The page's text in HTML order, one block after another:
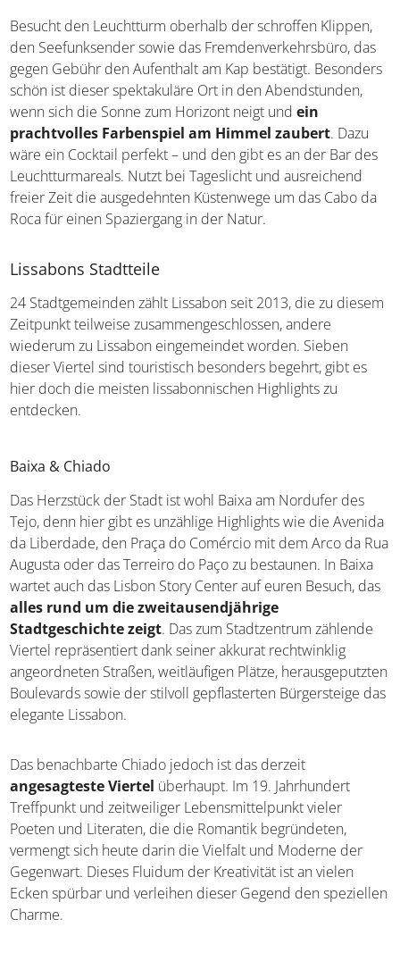
Besucht den Leuchtturm oberhalb der schroffen Klippen,
den Seefunksender sowie das Fremdenverkehrsbüro, das
gegen Gebühr den Aufenthalt am Kap bestätigt. Besonders
schön ist dieser spektakuläre Ort in den Abendstunden,
wenn sich die Sonne zum Horizont neigt undein
prachtvolles Farbenspiel am Himmel zaubert. Dazu
wäre ein Cocktail perfekt – und den gibt es an der Bar des
Leuchtturmareals. Nutzt bei Tageslicht und ausreichend
freier Zeit die ausgedehnten Küstenwege um das Cabo da
Roca für einen Spaziergang in der Natur.
Lissabons Stadtteile
24 Stadtgemeinden zählt Lissabon seit 2013, die zu diesem
Zeitpunkt teilweise zusammengeschlossen, andere
wiederum zu Lissabon eingemeindet worden. Sieben
dieser Viertel sind touristisch besonders begehrt, gibt es
hier doch die meisten lissabonnischen Highlights zu
entdecken.
Baixa & Chiado
Das Herzstück der Stadt ist wohl Baixa am Nordufer des
Tejo, denn hier gibt es unzählige Highlights wie die Avenida
da Liberdade, den Praça do Comércio mit dem Arco da Rua
Augusta oder das Terreiro do Paço zu bestaunen. In Baixa
wartet auch das Lisbon Story Center auf euren Besuch, das
alles rund um die zweitausendjährige
Stadtgeschichte zeigt. Das zum Stadtzentrum zählende
Viertel repräsentiert dank seiner akkurat rechtwinklig
angeordneten Straßen, weitläufigen Plätze, herausgeputzten
Boulevards sowie der stilvoll gepflasterten Bürgersteige das
elegante Lissabon.
Das benachbarte Chiado jedoch ist das derzeit
angesagteste Viertel überhaupt. Im 19. Jahrhundert
Treffpunkt und zeitweiliger Lebensmittelpunkt vieler
Poeten und Literaten, die die Romantik begründeten,
vermengt sich heute darin die Vielfalt und Moderne der
Gegenwart. Dieses Fluidum der Kreativität ist an vielen
Ecken spürbar und verleihen dieser Gegend den speziellen
Charme.